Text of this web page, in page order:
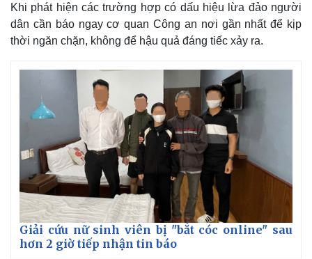
Khi phát hiện các trường hợp có dấu hiệu lừa đảo người
dân cần báo ngay cơ quan Công an nơi gần nhất để kịp
thời ngăn chặn, không để hậu quả đáng tiếc xảy ra.
Giải cứu nữ sinh viên bị "bắt cóc online" sau
hơn 2 giờ tiếp nhận tin báo